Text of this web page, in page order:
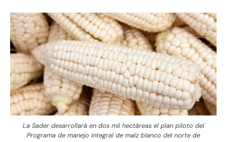
La Sader desarrollará en dos mil hectáreas el plan piloto del
Programa de manejo integral de maíz blanco del norte de